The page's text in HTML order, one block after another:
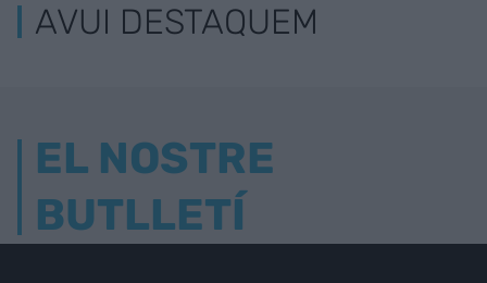
AVUI DESTAQUEM
EL NOSTRE
BUTLLETÍ